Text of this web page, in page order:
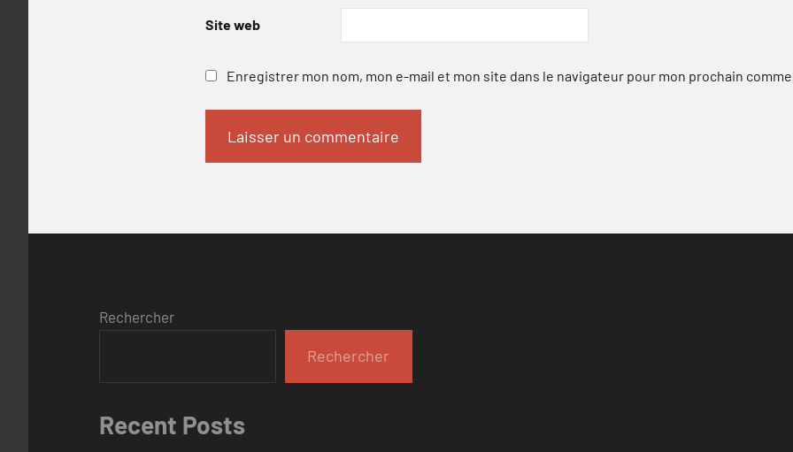
Site web
Enregistrer mon nom, mon e-mail et mon site dans le navigateur pour mon prochain
Rechercher
Rechercher
Recent Posts